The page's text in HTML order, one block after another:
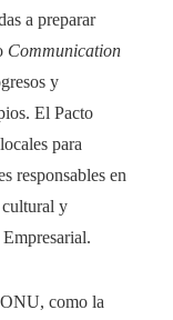
a preparar
Communication
y
El Pacto
para
responsables en
cultural y
ONU, como la